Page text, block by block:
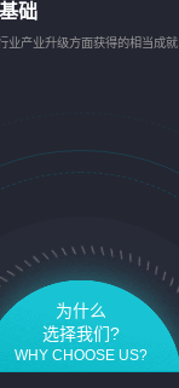
础
业产业升级方面获得的相当成就
为什么
选择我们?
WHY CHOOSE US?